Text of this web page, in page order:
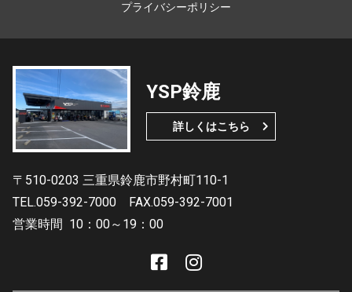
プライバシーポリシー
YSP鈴鹿
詳しくはこちら
〒510-0203 三重県鈴鹿市野村町110-1
TEL.059-392-7000
FAX.059-392-7001
営業時間 10：00～19：00